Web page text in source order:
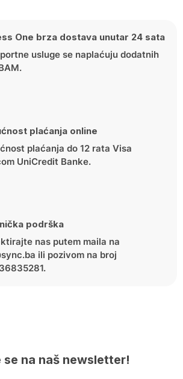
One brza dostava unutar 24 sata
usluge se naplaćuju dodatnih
plaćanja online
plaćanja do 12 rata Visa
UniCredit Banke.
podrška
nas putem maila na
ili pozivom na broj
se na naš newsletter!